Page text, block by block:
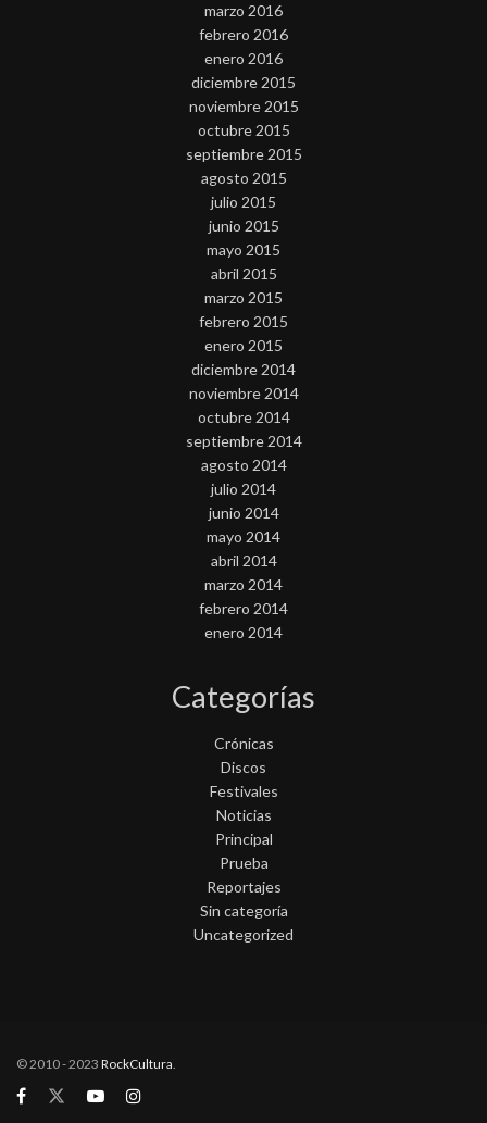
marzo 2016
febrero 2016
enero 2016
diciembre 2015
noviembre 2015
octubre 2015
septiembre 2015
agosto 2015
julio 2015
junio 2015
mayo 2015
abril 2015
marzo 2015
febrero 2015
enero 2015
diciembre 2014
noviembre 2014
octubre 2014
septiembre 2014
agosto 2014
julio 2014
junio 2014
mayo 2014
abril 2014
marzo 2014
febrero 2014
enero 2014
Categorías
Crónicas
Discos
Festivales
Noticias
Principal
Prueba
Reportajes
Sin categoría
Uncategorized
© 2010 - 2023 RockCultura.